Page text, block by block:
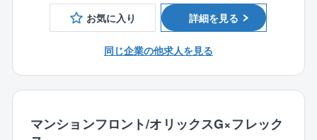
■管理員、清掃員、協力会社、関係部署とのやりとり
■修繕計画などの企画提案
■予算・決算のサポート
務と内勤のデスクワーク(書類作成、各種手配・調整等)
■宅地建物取引士
お気に入り 詳細を見る
同じ企業の他求人を見る
マンションフロント/オリックスG×フレック